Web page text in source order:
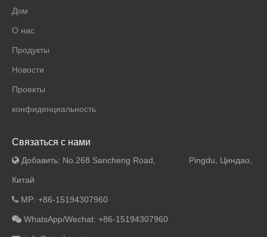
Дом
О нас
Продукты
Новости
Проекты
конфиденциальность
Связаться с нами
 Добавить: No.268 Sancheng Road, Pingdu, Циндао,
Китай
 MP: +86-15194307960
 WhatsApp/Wechat: +86-15194307960